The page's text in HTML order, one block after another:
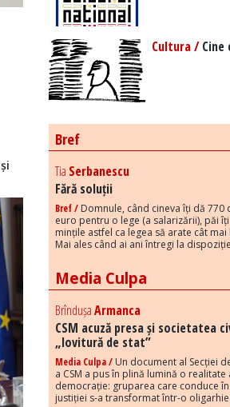
Cultura /Cine
Bref
Tia Serbanescu
Fără soluții
Bref / Domnule, când cineva îți dă 770
euro pentru o lege (a salarizării), păi
mințile astfel ca legea să arate cât
Mai ales când ai ani întregi la
Media Culpa
BrîndușaArmanca
CSM acuză presa și societatea
„lovitură de stat”
Media Culpa / Un document al Secției
a CSM a pus în plină lumină o
democrație: gruparea care conduce
justiției s-a transformat într-o